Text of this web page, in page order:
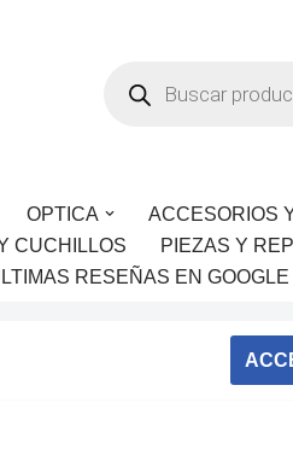
OPTICA
ACCESORIOS
CUCHILLOS
PIEZAS Y
RESEÑAS EN GOOGLE